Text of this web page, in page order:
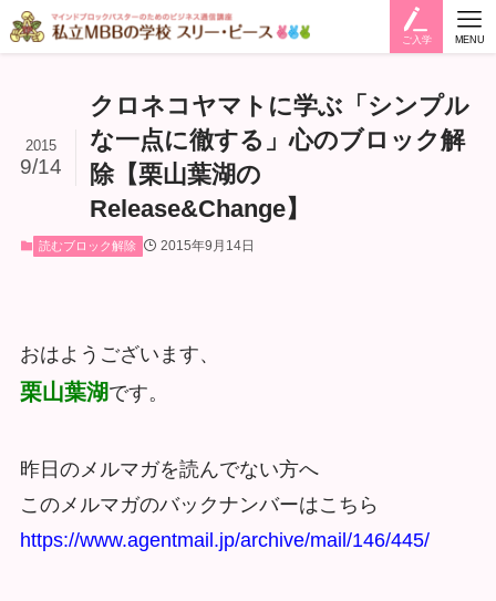
ご入学 MENU
クロネコヤマトに学ぶ「シンプル
な一点に徹する」心のブロック解
除【栗山葉湖の
Release&Change】
2015
9/14
読むブロック解除 2015年9月14日
おはようございます、
栗山葉湖です。
昨日のメルマガを読んでない方へ
このメルマガのバックナンバーはこちら
https://www.agentmail.jp/archive/mail/146/445/